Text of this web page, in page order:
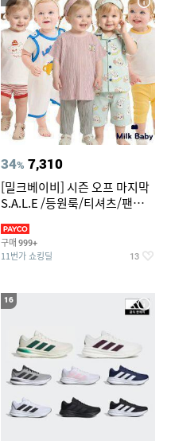
34% 7,310
[밀크베이비] 시즌 오프 마지막
S.A.L.E /등원룩/티셔츠/팬츠/
구매 999+
11번가 쇼킹딜 13
16